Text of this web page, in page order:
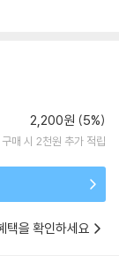
2,200원 (5%)
매 시 2천원 추가 적립
택을 확인하세요